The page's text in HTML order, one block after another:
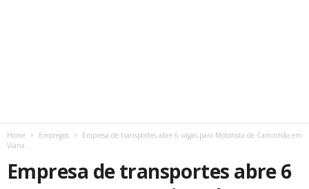
Home Empregos
Empresa de transportes abre 6 vagas para Motorista de Caminhão em
Viana...
Empresa de transportes abre 6